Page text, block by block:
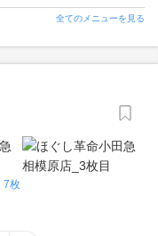
全てのメニューを見る
7枚